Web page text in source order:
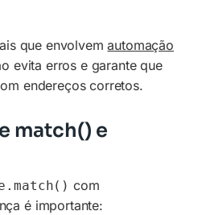
que envolvemautomação
evita erros e garante que
endereços corretos.
match() e
com
é importante: